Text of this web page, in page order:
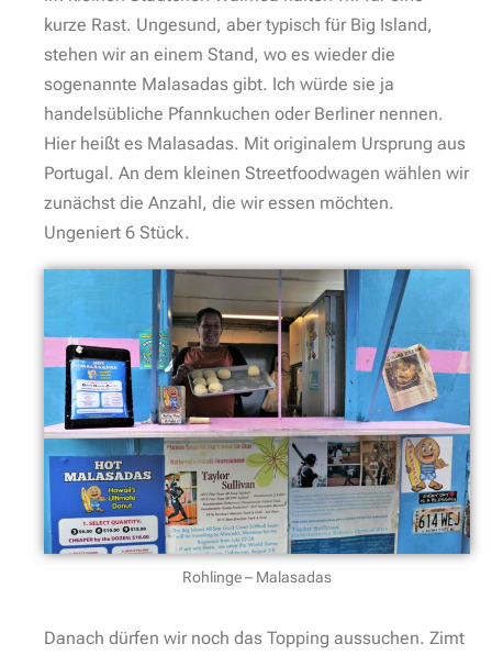
kurze Rast. Ungesund, aber typisch für Big Island,
stehen wir an einem Stand, wo es wieder die
sogenannte Malasadas gibt. Ich würde sie ja
handelsübliche Pfannkuchen oder Berliner nennen.
Hier heißt es Malasadas. Mit originalem Ursprung aus
Portugal. An dem kleinen Streetfoodwagen wählen wir
zunächst die Anzahl, die wir essen möchten.
Ungeniert 6 Stück.
Rohlinge – Malasadas
Danach dürfen wir noch das Topping aussuchen. Zimt